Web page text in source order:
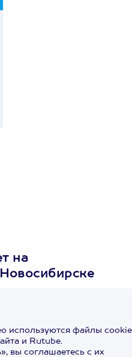
на
используются файлы cookie
и Rutube.
вы соглашаетесь с их